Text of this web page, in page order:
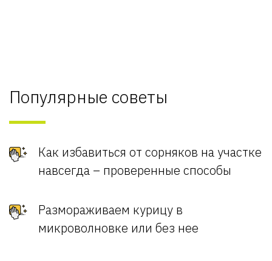
Популярные советы
Как избавиться от сорняков на участке
навсегда – проверенные способы
Размораживаем курицу в
микроволновке или без нее